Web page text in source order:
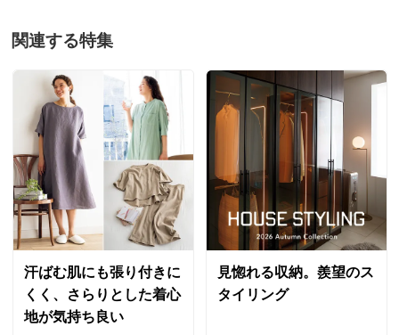
■素材：アクリル100％（抗菌防臭繊維使用）
※乾燥機・ドラム式洗濯機不可
■日本製
■防臭加工されています。
■抗菌加工されています。
ディノスのサイズ
商品の特徴
ブルーＳＥＫ
社団法人繊維評価技術協議会の基準をクリアした商
ものです。
福岡県
色違いで3回目の購入ですが、今回毛羽立ちが酷くて
びっくりしています。デザインや厚みが気に入ってるの
で改善していただきたいです。
2024/04/10
商品担当者より
この度はディノスをご利用いただき誠にありがとう
ございます。
商品に毛羽が生じていたとのこと大変申し訳ありま
せん。
関連する特集
汗ばむ肌にも張り付きに
くく、さらりとした着心
地が気持ち良い
見惚れる収納。羨望のス
タイリング